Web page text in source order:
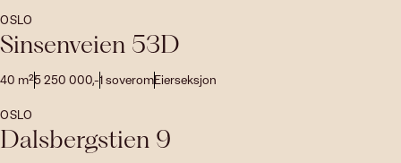
OSLO
Sinsenveien 53D
40 m²5 250 000,-1soveromEierseksjon
OSLO
Dalsbergstien 9